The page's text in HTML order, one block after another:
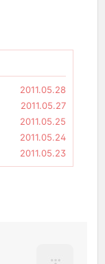
2011.05.28
2011.05.27
2011.05.25
2011.05.24
2011.05.23